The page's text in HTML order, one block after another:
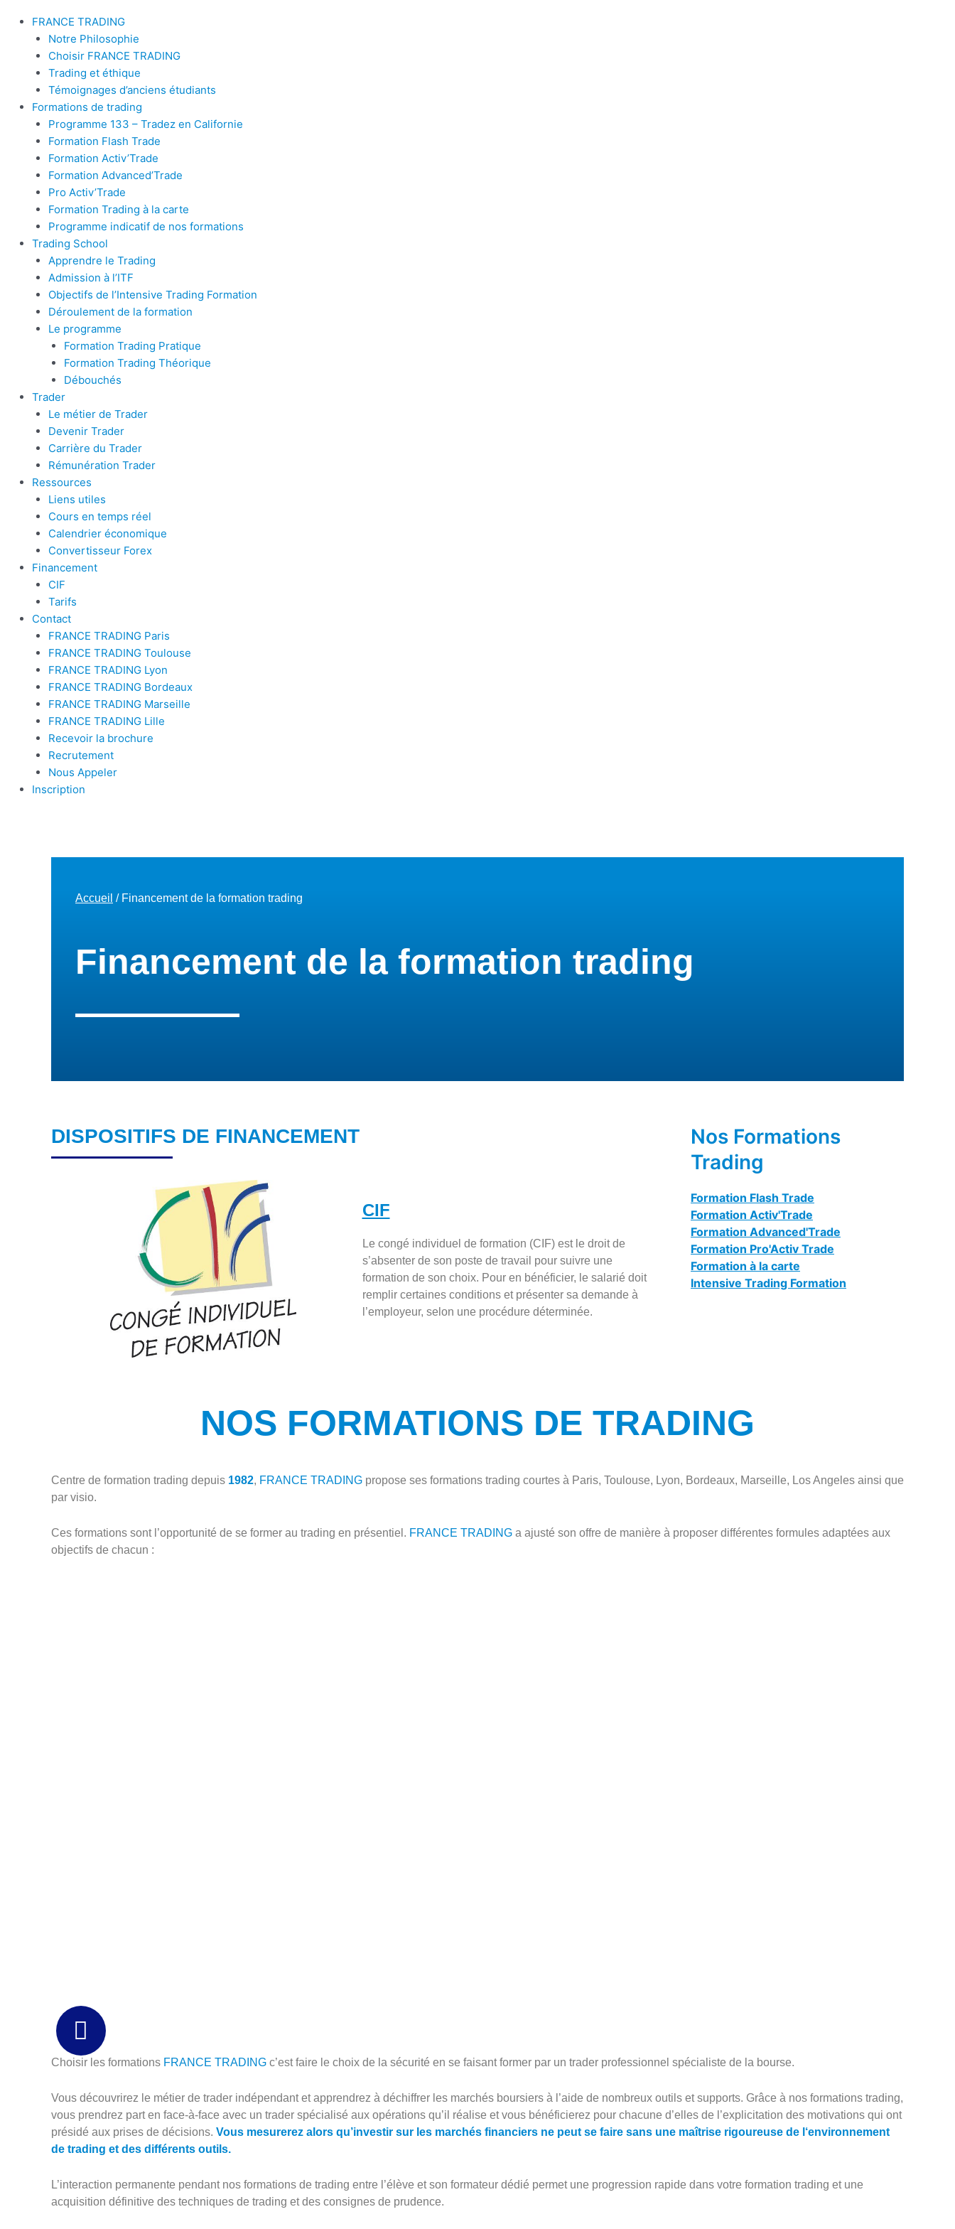
FRANCE TRADING
Notre Philosophie
Choisir FRANCE TRADING
Trading et éthique
Témoignages d’anciens étudiants
Formations de trading
Programme 133 – Tradez en Californie
Formation Flash Trade
Formation Activ’Trade
Formation Advanced’Trade
Pro Activ’Trade
Formation Trading à la carte
Programme indicatif de nos formations
Trading School
Apprendre le Trading
Admission à l’ITF
Objectifs de l’Intensive Trading Formation
Déroulement de la formation
Le programme
Formation Trading Pratique
Formation Trading Théorique
Débouchés
Trader
Le métier de Trader
Devenir Trader
Carrière du Trader
Rémunération Trader
Ressources
Liens utiles
Cours en temps réel
Calendrier économique
Convertisseur Forex
Financement
CIF
Tarifs
Contact
FRANCE TRADING Paris
FRANCE TRADING Toulouse
FRANCE TRADING Lyon
FRANCE TRADING Bordeaux
FRANCE TRADING Marseille
FRANCE TRADING Lille
Recevoir la brochure
Recrutement
Nous Appeler
Inscription
Accueil / Financement de la formation trading
Financement de la formation trading
DISPOSITIFS DE FINANCEMENT
CIF
Le congé individuel de formation (CIF) est le droit de
s’absenter de son poste de travail pour suivre une
formation de son choix. Pour en bénéficier, le salarié doit
remplir certaines conditions et présenter sa demande à
l’employeur, selon une procédure déterminée.
Nos Formations
Trading
Formation Flash Trade
Formation Activ'Trade
Formation Advanced'Trade
Formation Pro'Activ Trade
Formation à la carte
Intensive Trading Formation
NOS FORMATIONS DE TRADING
Centre de formation trading depuis 1982, FRANCE TRADING propose ses formations trading courtes à Paris, Toulouse, Lyon, Bordeaux, Marseille, Los Angeles ainsi que
par visio.
Ces formations sont l’opportunité de se former au trading en présentiel. FRANCE TRADING a ajusté son offre de manière à proposer différentes formules adaptées aux
objectifs de chacun :
Choisir les formations FRANCE TRADING c’est faire le choix de la sécurité en se faisant former par un trader professionnel spécialiste de la bourse.
Vous découvrirez le métier de trader indépendant et apprendrez à déchiffrer les marchés boursiers à l’aide de nombreux outils et supports. Grâce à nos formations trading,
vous prendrez part en face-à-face avec un trader spécialisé aux opérations qu’il réalise et vous bénéficierez pour chacune d’elles de l’explicitation des motivations qui ont
présidé aux prises de décisions. Vous mesurerez alors qu’investir sur les marchés financiers ne peut se faire sans une maîtrise rigoureuse de l‘environnement
de trading et des différents outils.
L’interaction permanente pendant nos formations de trading entre l’élève et son formateur dédié permet une progression rapide dans votre formation trading et une
acquisition définitive des techniques de trading et des consignes de prudence.